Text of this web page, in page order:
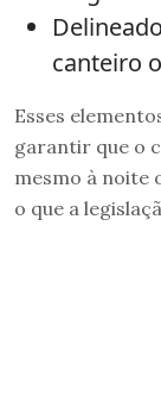
canteiro
Esses
garantir que o
mesmo à noite
o que a